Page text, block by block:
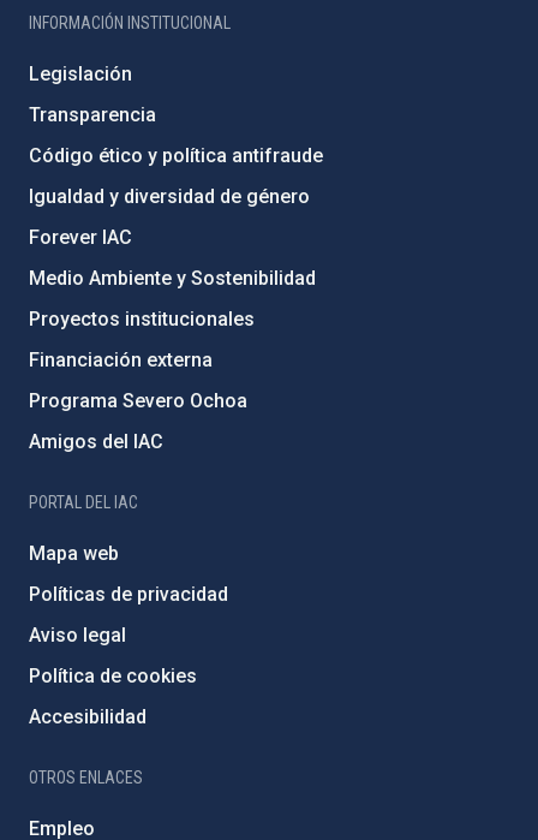
INFORMACIÓN INSTITUCIONAL
Legislación
Transparencia
Código ético y política antifraude
Igualdad y diversidad de género
Forever IAC
Medio Ambiente y Sostenibilidad
Proyectos institucionales
Financiación externa
Programa Severo Ochoa
Amigos del IAC
PORTAL DEL IAC
Mapa web
Políticas de privacidad
Aviso legal
Política de cookies
Accesibilidad
OTROS ENLACES
Empleo